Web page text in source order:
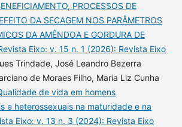
PROCESSOS DE
DA SECAGEM NOS PARÂMETROS
DA AMÊNDOA E GORDURA DE
Eixo: v. 15 n. 1 (2026): Revista Eixo
Trindade, José Leandro Bezerra
de Moraes Filho, Maria Liz Cunha
de vida em homens
e heterossexuais na maturidade e na
Eixo: v. 13 n. 3 (2024): Revista Eixo